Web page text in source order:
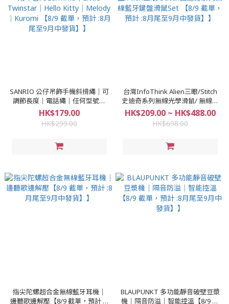
SANRIO 公仔吊飾手機斜揹繩｜可
調節長度｜電話繩｜任何型號適
用｜台灣Garmma｜Little
Twinstar｜Hello Kitty｜Melody
｜Kuromi 【8/9 截單，預計 :8月
HK$179.00
HK$299.00
台灣InfoThink Alien三眼/Stitch
史迪奇系列無線光學滑鼠/ 無線鍵
盤/Alien三眼/Stitch史迪奇系列無
線藍牙鍵盤滑鼠Set 【8/9 截單，
預計 :8月尾至9月中發貨】】
HK$209.00 ~ HK$488.00
HK$698.00
指尖陀螺超合金無線藍牙耳機｜
邊聽歌邊解壓【8/9 截單，預計 :8
BLAUPUNKT 多功能靜音破壁豆漿
機｜隔音防溢｜智能控溫【8/9 截